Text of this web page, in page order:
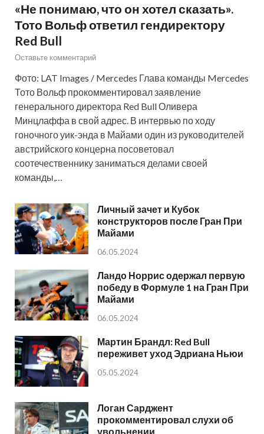
«Не понимаю, что он хотел сказать».
Тото Вольф ответил гендиректору
Red Bull
Оставьте комментарий
Фото: LAT Images / Mercedes Глава команды Mercedes
Тото Вольф прокомментировал заявление
генерального директора Red Bull Оливера
Минцлаффа в свой адрес. В интервью по ходу
гоночного уик-энда в Майами один из руководителей
австрийского концерна посоветовал
соотечественнику заниматься делами своей
команды,…
Личный зачет и Кубок
конструкторов после Гран При
Майами
06.05.2024
Ландо Норрис одержал первую
победу в Формуле 1 на Гран При
Майами
06.05.2024
Мартин Брандл: Red Bull
переживет уход Эдриана Ньюи
05.05.2024
Логан Сарджент
прокомментировал слухи об
увольнении